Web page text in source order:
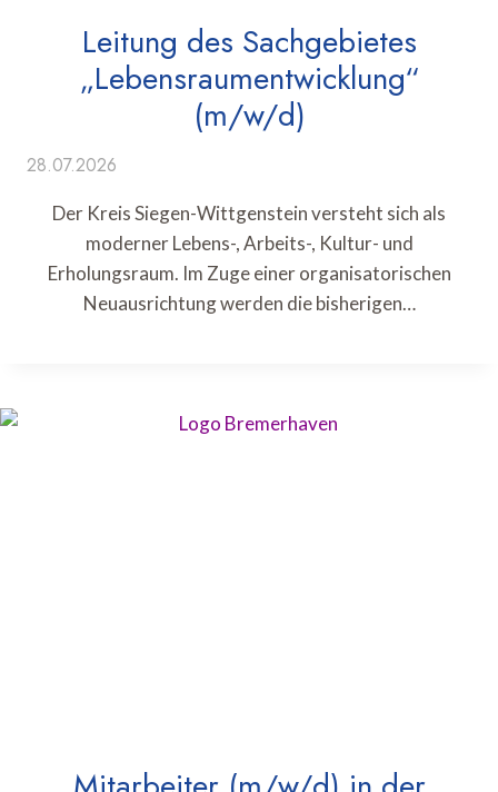
Leitung des Sachgebietes
„Lebensraumentwicklung“
(m/w/d)
28.07.2026
Der Kreis Siegen-Wittgenstein versteht sich als
moderner Lebens-, Arbeits-, Kultur- und
Erholungsraum. Im Zuge einer organisatorischen
Neuausrichtung werden die bisherigen…